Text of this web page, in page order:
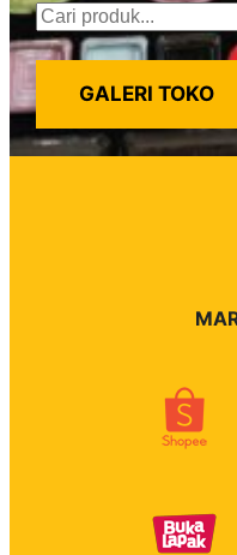
Pencarian
GALERI TOKO